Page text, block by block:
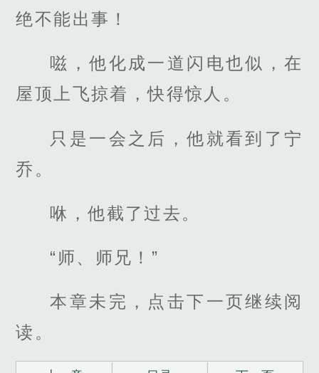
绝不能出事！
嗞，他化成一道闪电也似，在
屋顶上飞掠着，快得惊人。
只是一会之后，他就看到了宁
乔。
咻，他截了过去。
“师、师兄！”
本章未完，点击下一页继续阅
读。